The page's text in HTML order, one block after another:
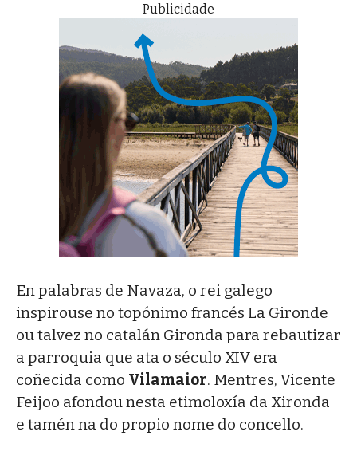
Publicidade
En palabras de Navaza, o rei galego
inspirouse no topónimo francés La Gironde
ou talvez no catalán Gironda para rebautizar
a parroquia que ata o século XIV era
coñecida como Vilamaior. Mentres, Vicente
Feijoo afondou nesta etimoloxía da Xironda
e tamén na do propio nome do concello.